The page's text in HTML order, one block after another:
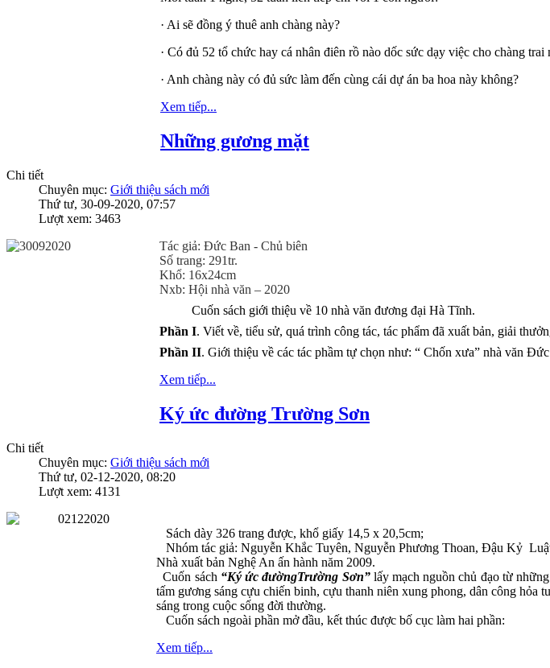
· Ai sẽ đồng ý thuê anh chàng này?
· Có đủ 52 tổ chức hay cá nhân điên rồ nào dốc sức dạy việc cho chàng
· Anh chàng này có đủ sức làm đến cùng cái dự án ba hoa này không?
Xem tiếp...
Những gương mặt
Chi tiết
Chuyên mục: Giới thiệu sách mới
Thứ tư, 30-09-2020, 07:57
Lượt xem: 3463
Tác giả: Đức Ban - Chủ biên
Số trang: 291tr.
Khổ: 16x24cm
Nxb: Hội nhà văn – 2020
Cuốn sách giới thiệu về 10 nhà văn đương đại Hà Tĩnh.
Phần I. Viết về, tiểu sử, quá trình công tác, tác phẩm đã xuất bản, giải
Phần II. Giới thiệu về các tác phầm tự chọn như: “ Chốn xưa” nhà văn
Xem tiếp...
Ký ức đường Trường Sơn
Chi tiết
Chuyên mục: Giới thiệu sách mới
Thứ tư, 02-12-2020, 08:20
Lượt xem: 4131
Sách dày 326 trang được, khổ giấy 14,5 x 20,5cm;
Nhóm tác giả: Nguyễn Khắc Tuyên, Nguyễn Phương Thoan, Đậu Kỷ
Nhà xuất bản Nghệ An ấn hành năm 2009.
Cuốn sách “Ký ức đườngTrường Sơn” lấy mạch nguồn chủ đạo từ
tấm gương sáng cựu chiến binh, cựu thanh niên xung phong, dân công
sáng trong cuộc sống đời thường.
Cuốn sách ngoài phần mở đầu, kết thúc được bố cục làm hai phần:
Xem tiếp...